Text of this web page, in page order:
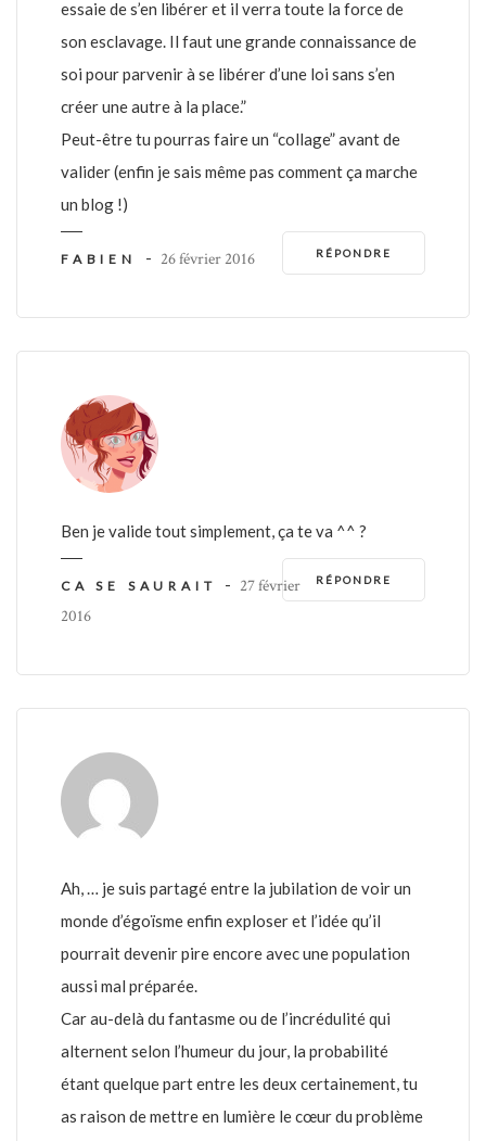
essaie de s’en libérer et il verra toute la force de
son esclavage. Il faut une grande connaissance de
soi pour parvenir à se libérer d’une loi sans s’en
créer une autre à la place.”
Peut-être tu pourras faire un “collage” avant de
valider (enfin je sais même pas comment ça marche
un blog !)
RÉPONDRE
FABIEN - 26 février 2016
Ben je valide tout simplement, ça te va ^^ ?
RÉPONDRE
CA SE SAURAIT - 27 février
2016
Ah, … je suis partagé entre la jubilation de voir un
monde d’égoïsme enfin exploser et l’idée qu’il
pourrait devenir pire encore avec une population
aussi mal préparée.
Car au-delà du fantasme ou de l’incrédulité qui
alternent selon l’humeur du jour, la probabilité
étant quelque part entre les deux certainement, tu
as raison de mettre en lumière le cœur du problème